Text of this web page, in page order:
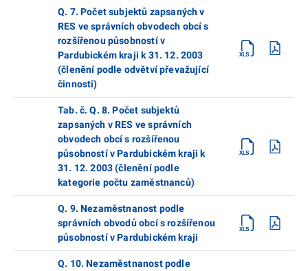
Q. 7. Počet subjektů zapsaných v
RES ve správních obvodech obcí s
rozšířenou působností v
Pardubickém kraji k 31. 12. 2003
(členění podle odvětví převažující
činnosti)
Tab. č. Q. 8. Počet subjektů
zapsaných v RES ve správních
obvodech obcí s rozšířenou
působností v Pardubickém kraji k
31. 12. 2003 (členění podle
kategorie počtu zaměstnanců)
Q. 9. Nezaměstnanost podle
správních obvodů obcí s rozšířenou
působností v Pardubickém kraji
Q. 10. Nezaměstnanost podle